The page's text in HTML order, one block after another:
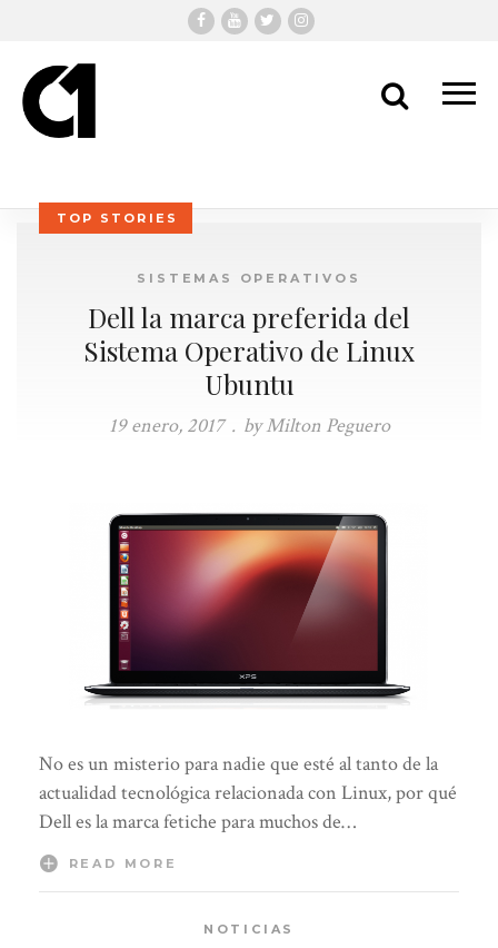
Search
TOP STORIES
SISTEMAS OPERATIVOS
Dell la marca preferida del
Sistema Operativo de Linux
Ubuntu
19 enero, 2017 . by Milton Peguero
No es un misterio para nadie que esté al tanto de la
actualidad tecnológica relacionada con Linux, por qué
Dell es la marca fetiche para muchos de…
READ MORE
NOTICIAS